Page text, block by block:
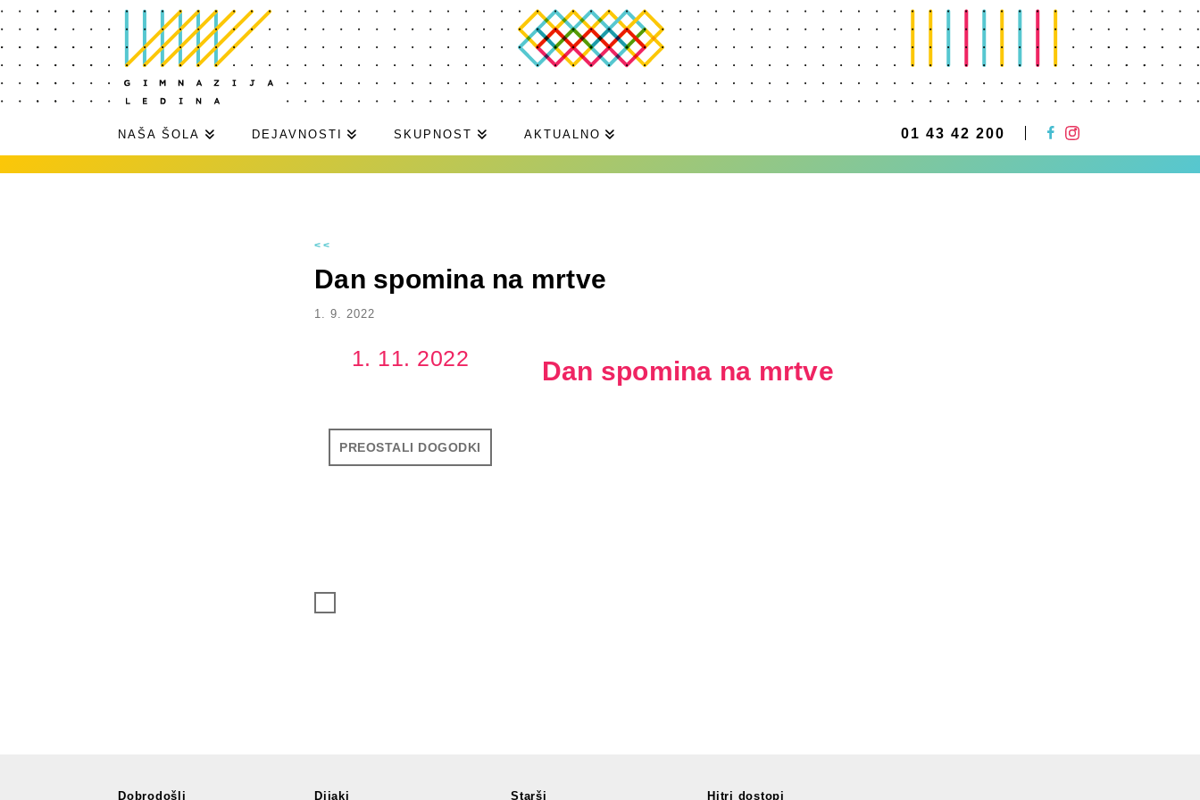
NAŠA ŠOLA DEJAVNOSTI SKUPNOST AKTUALNO 01 43 42 200
<<
Dan spomina na mrtve
1. 9. 2022
Dan spomina na mrtve
1. 11. 2022
PREOSTALI DOGODKI
Dobrodošli Dijaki Starši Hitri dostopi